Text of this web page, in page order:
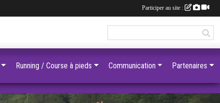
Running / Course à pieds Communication Partenaires
Participer au site :